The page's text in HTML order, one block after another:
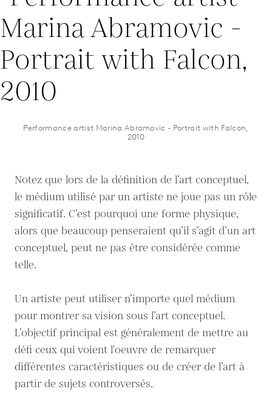
Performance artist Marina Abramovic - Portrait with Falcon,
2010
Notez que lors de la définition de l’art conceptuel,
le médium utilisé par un artiste ne joue pas un rôle
significatif. C’est pourquoi une forme physique,
alors que beaucoup penseraient qu’il s’agit d’un art
conceptuel, peut ne pas être considérée comme
telle.
Un artiste peut utiliser n’importe quel médium
pour montrer sa vision sous l’art conceptuel.
L’objectif principal est généralement de mettre au
défi ceux qui voient l'oeuvre de remarquer
différentes caractéristiques ou de créer de l’art à
partir de sujets controversés.